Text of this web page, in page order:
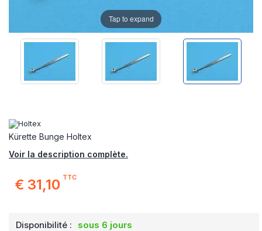
Kürette Bunge Holtex
Voir la description complète.
€ 31,10 TTC
Disponibilité : sous 6 jours
Tap to expand